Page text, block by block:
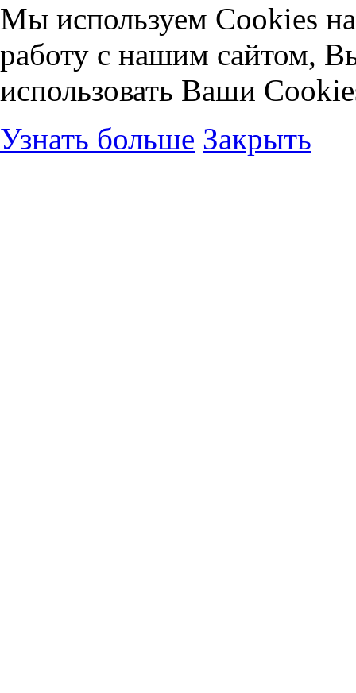
Мы используем Cookies
работу с нашим сайтом,
использовать Ваши
Узнать больше Закрыть